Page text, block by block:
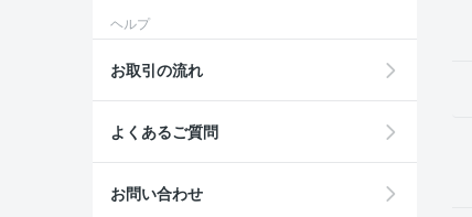
ヘルプ
お取引の流れ
よくあるご質問
お問い合わせ